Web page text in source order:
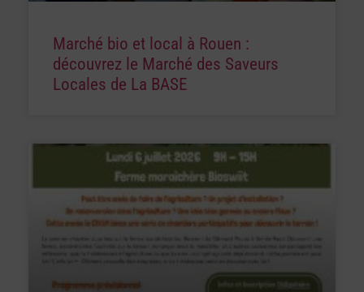
Marché bio et local à Rouen :
découvrez le Marché des Saveurs
Locales de La BASE